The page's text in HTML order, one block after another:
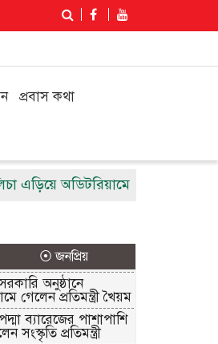
প্রবাস কথা
অডিটরিয়ামে গেলেন প্রতিমন্ত্রী
⦿ জনপ্রিয়
অনুষ্ঠানে
গেলেন প্রতিমন্ত্রী খৈয়ম
ব্যারেজের পাশাপাশি
সংস্কৃতি প্রতিমন্ত্রী